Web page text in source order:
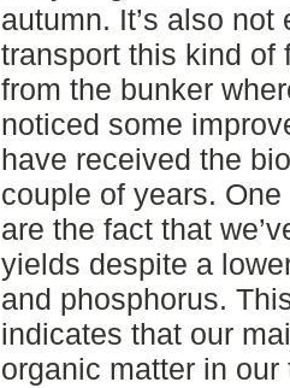
autumn. It’s also
transport this kind of
from the bunker
noticed some
have received the
couple of years.
are the fact that
yields despite a
and phosphorus.
indicates that our
organic matter in our